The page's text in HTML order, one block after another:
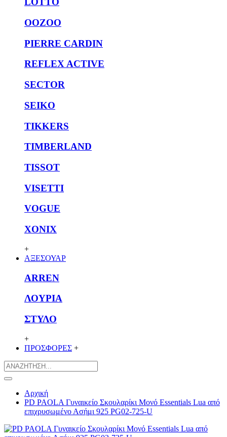
OOZOO
PIERRE CARDIN
REFLEX ACTIVE
SECTOR
SEIKO
TIKKERS
TIMBERLAND
TISSOT
VISETTI
VOGUE
XONIX
+
ΑΞΕΣΟΥΑΡ
ARREN
ΛΟΥΡΙΑ
ΣΤΥΛΟ
+
ΠΡΟΣΦΟΡΕΣ +
Αρχική
PD PAOLA Γυναικείο Σκουλαρίκι Μονό Essentials Lua από
επιχρυσωμένο Ασήμι 925 PG02-725-U